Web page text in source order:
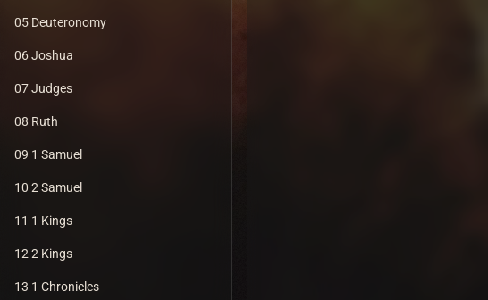
05 Deuteronomy
06 Joshua
07 Judges
08 Ruth
09 1 Samuel
10 2 Samuel
11 1 Kings
12 2 Kings
13 1 Chronicles